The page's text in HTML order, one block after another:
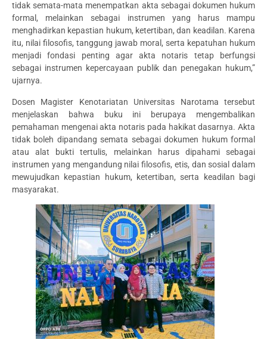
tidak semata-mata menempatkan akta sebagai dokumen hukum
formal, melainkan sebagai instrumen yang harus mampu
menghadirkan kepastian hukum, ketertiban, dan keadilan. Karena
itu, nilai filosofis, tanggung jawab moral, serta kepatuhan hukum
menjadi fondasi penting agar akta notaris tetap berfungsi
sebagai instrumen kepercayaan publik dan penegakan hukum,”
ujarnya.
Dosen Magister Kenotariatan Universitas Narotama tersebut
menjelaskan bahwa buku ini berupaya mengembalikan
pemahaman mengenai akta notaris pada hakikat dasarnya. Akta
tidak boleh dipandang semata sebagai dokumen hukum formal
atau alat bukti tertulis, melainkan harus dipahami sebagai
instrumen yang mengandung nilai filosofis, etis, dan sosial dalam
mewujudkan kepastian hukum, ketertiban, serta keadilan bagi
masyarakat.